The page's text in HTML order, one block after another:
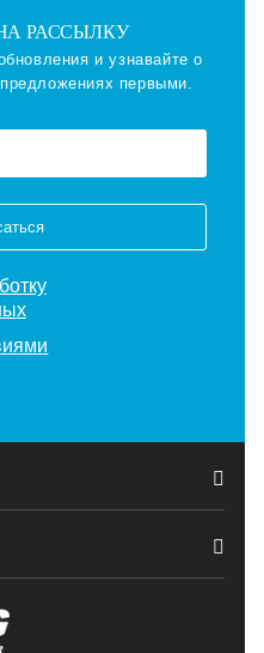
РАССЫЛКУ
и узнавайте о
первыми.